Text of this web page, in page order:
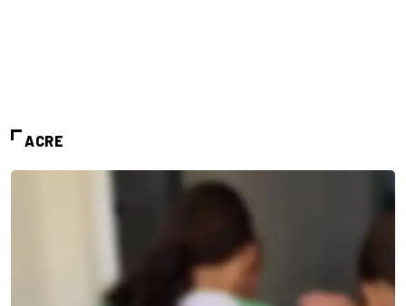
ACRE